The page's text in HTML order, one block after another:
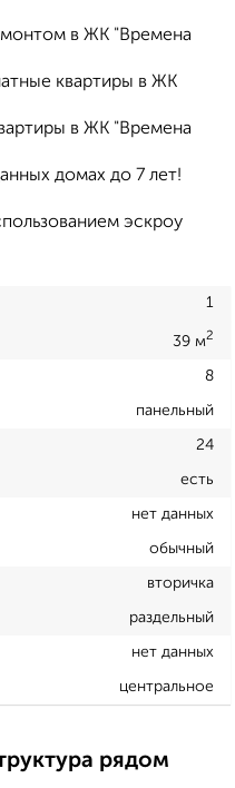
в ЖК "Времена
квартиры в ЖК
в ЖК "Времена
домах до 7 лет!
эскроу
1
39 м2
8
панельный
24
есть
нет данных
обычный
вторичка
раздельный
нет данных
центральное
рядом